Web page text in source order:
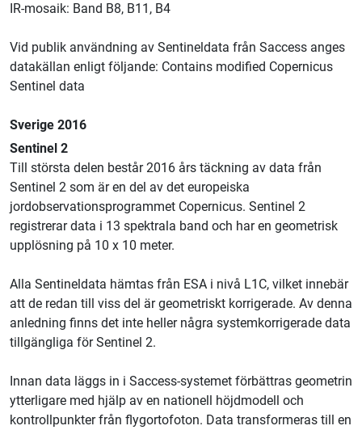
IR-mosaik: Band B8, B11, B4
Vid publik användning av Sentineldata från Saccess anges
datakällan enligt följande: Contains modified Copernicus
Sentinel data
Sverige 2016
Sentinel 2
Till största delen består 2016 års täckning av data från
Sentinel 2 som är en del av det europeiska
jordobservationsprogrammet Copernicus. Sentinel 2
registrerar data i 13 spektrala band och har en geometrisk
upplösning på 10 x 10 meter.
Alla Sentineldata hämtas från ESA i nivå L1C, vilket innebär
att de redan till viss del är geometriskt korrigerade. Av denna
anledning finns det inte heller några systemkorrigerade data
tillgängliga för Sentinel 2.
Innan data läggs in i Saccess-systemet förbättras geometrin
ytterligare med hjälp av en nationell höjdmodell och
kontrollpunkter från flygortofoton. Data transformeras till en